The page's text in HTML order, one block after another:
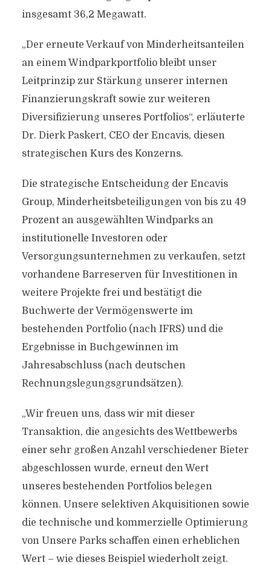
insgesamt 36,2 Megawatt.
„Der erneute Verkauf von Minderheitsanteilen
an einem Windparkportfolio bleibt unser
Leitprinzip zur Stärkung unserer internen
Finanzierungskraft sowie zur weiteren
Diversifizierung unseres Portfolios“, erläuterte
Dr. Dierk Paskert, CEO der Encavis, diesen
strategischen Kurs des Konzerns.
Die strategische Entscheidung der Encavis
Group, Minderheitsbeteiligungen von bis zu 49
Prozent an ausgewählten Windparks an
institutionelle Investoren oder
Versorgungsunternehmen zu verkaufen, setzt
vorhandene Barreserven für Investitionen in
weitere Projekte frei und bestätigt die
Buchwerte der Vermögenswerte im
bestehenden Portfolio (nach IFRS) und die
Ergebnisse in Buchgewinnen im
Jahresabschluss (nach deutschen
Rechnungslegungsgrundsätzen).
„Wir freuen uns, dass wir mit dieser
Transaktion, die angesichts des Wettbewerbs
einer sehr großen Anzahl verschiedener Bieter
abgeschlossen wurde, erneut den Wert
unseres bestehenden Portfolios belegen
können. Unsere selektiven Akquisitionen sowie
die technische und kommerzielle Optimierung
von Unsere Parks schaffen einen erheblichen
Wert – wie dieses Beispiel wiederholt zeigt.